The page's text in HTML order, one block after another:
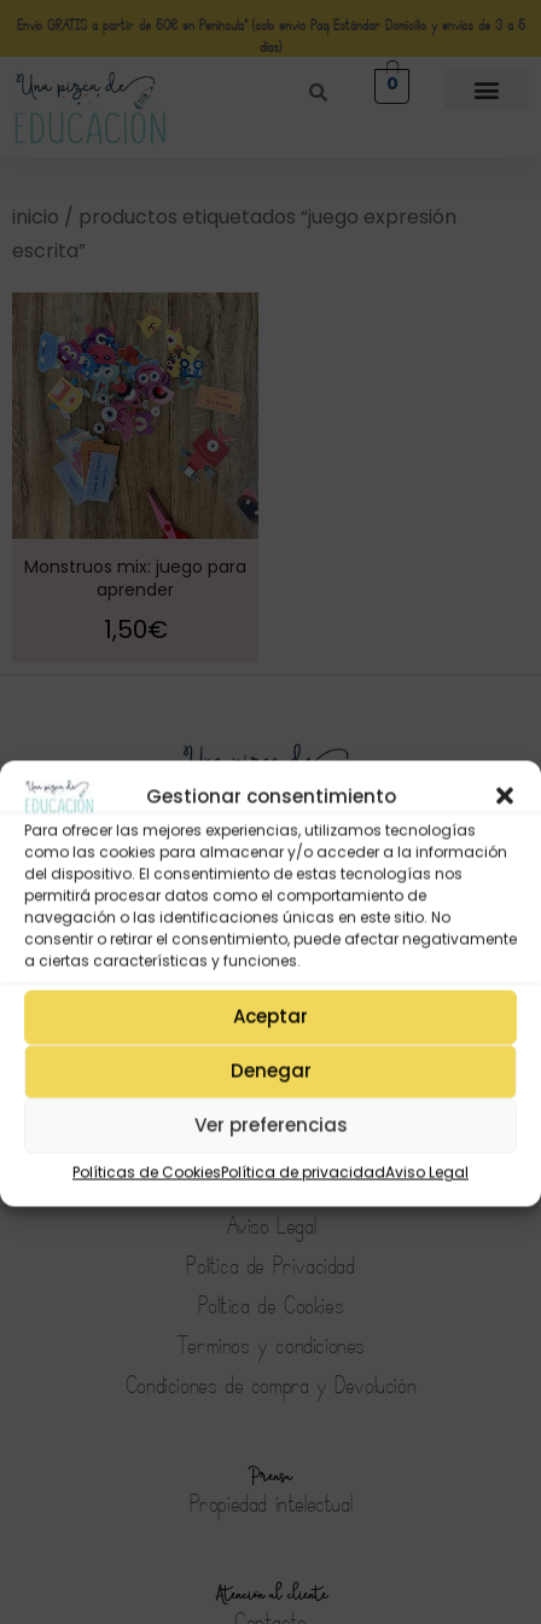
Gestionar consentimiento
Para ofrecer las mejores experiencias, utilizamos tecnologías
como las cookies para almacenar y/o acceder a la información
del dispositivo. El consentimiento de estas tecnologías nos
permitirá procesar datos como el comportamiento de
navegación o las identificaciones únicas en este sitio. No
consentir o retirar el consentimiento, puede afectar negativamente
a ciertas características y funciones.
Aceptar
Denegar
Ver preferencias
Políticas de CookiesPolítica de privacidadAviso Legal
Envío GRATIS a partir de 50€ en Península* (solo envio Paq Estándar Domicilio y envíos de 3 a 5
días)
0
inicio / productos etiquetados “juego expresión
escrita”
Monstruos mix: juego para
aprender
1,50€
Mi Cuenta
Lista de deseos
Mi Perfil
Descargas
Estado de mi pedido
Preguntas Frecuentes
Aviso Legal
Política de Privacidad
Política de Cookies
Terminos y condiciones
Condiciones de compra y Devolución
Prensa
Propiedad intelectual
Atención al cliente